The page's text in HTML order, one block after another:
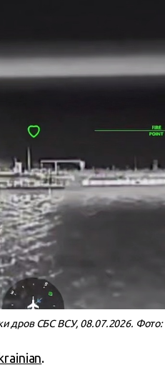
дров СБС ВСУ, 08.07.2026.
.